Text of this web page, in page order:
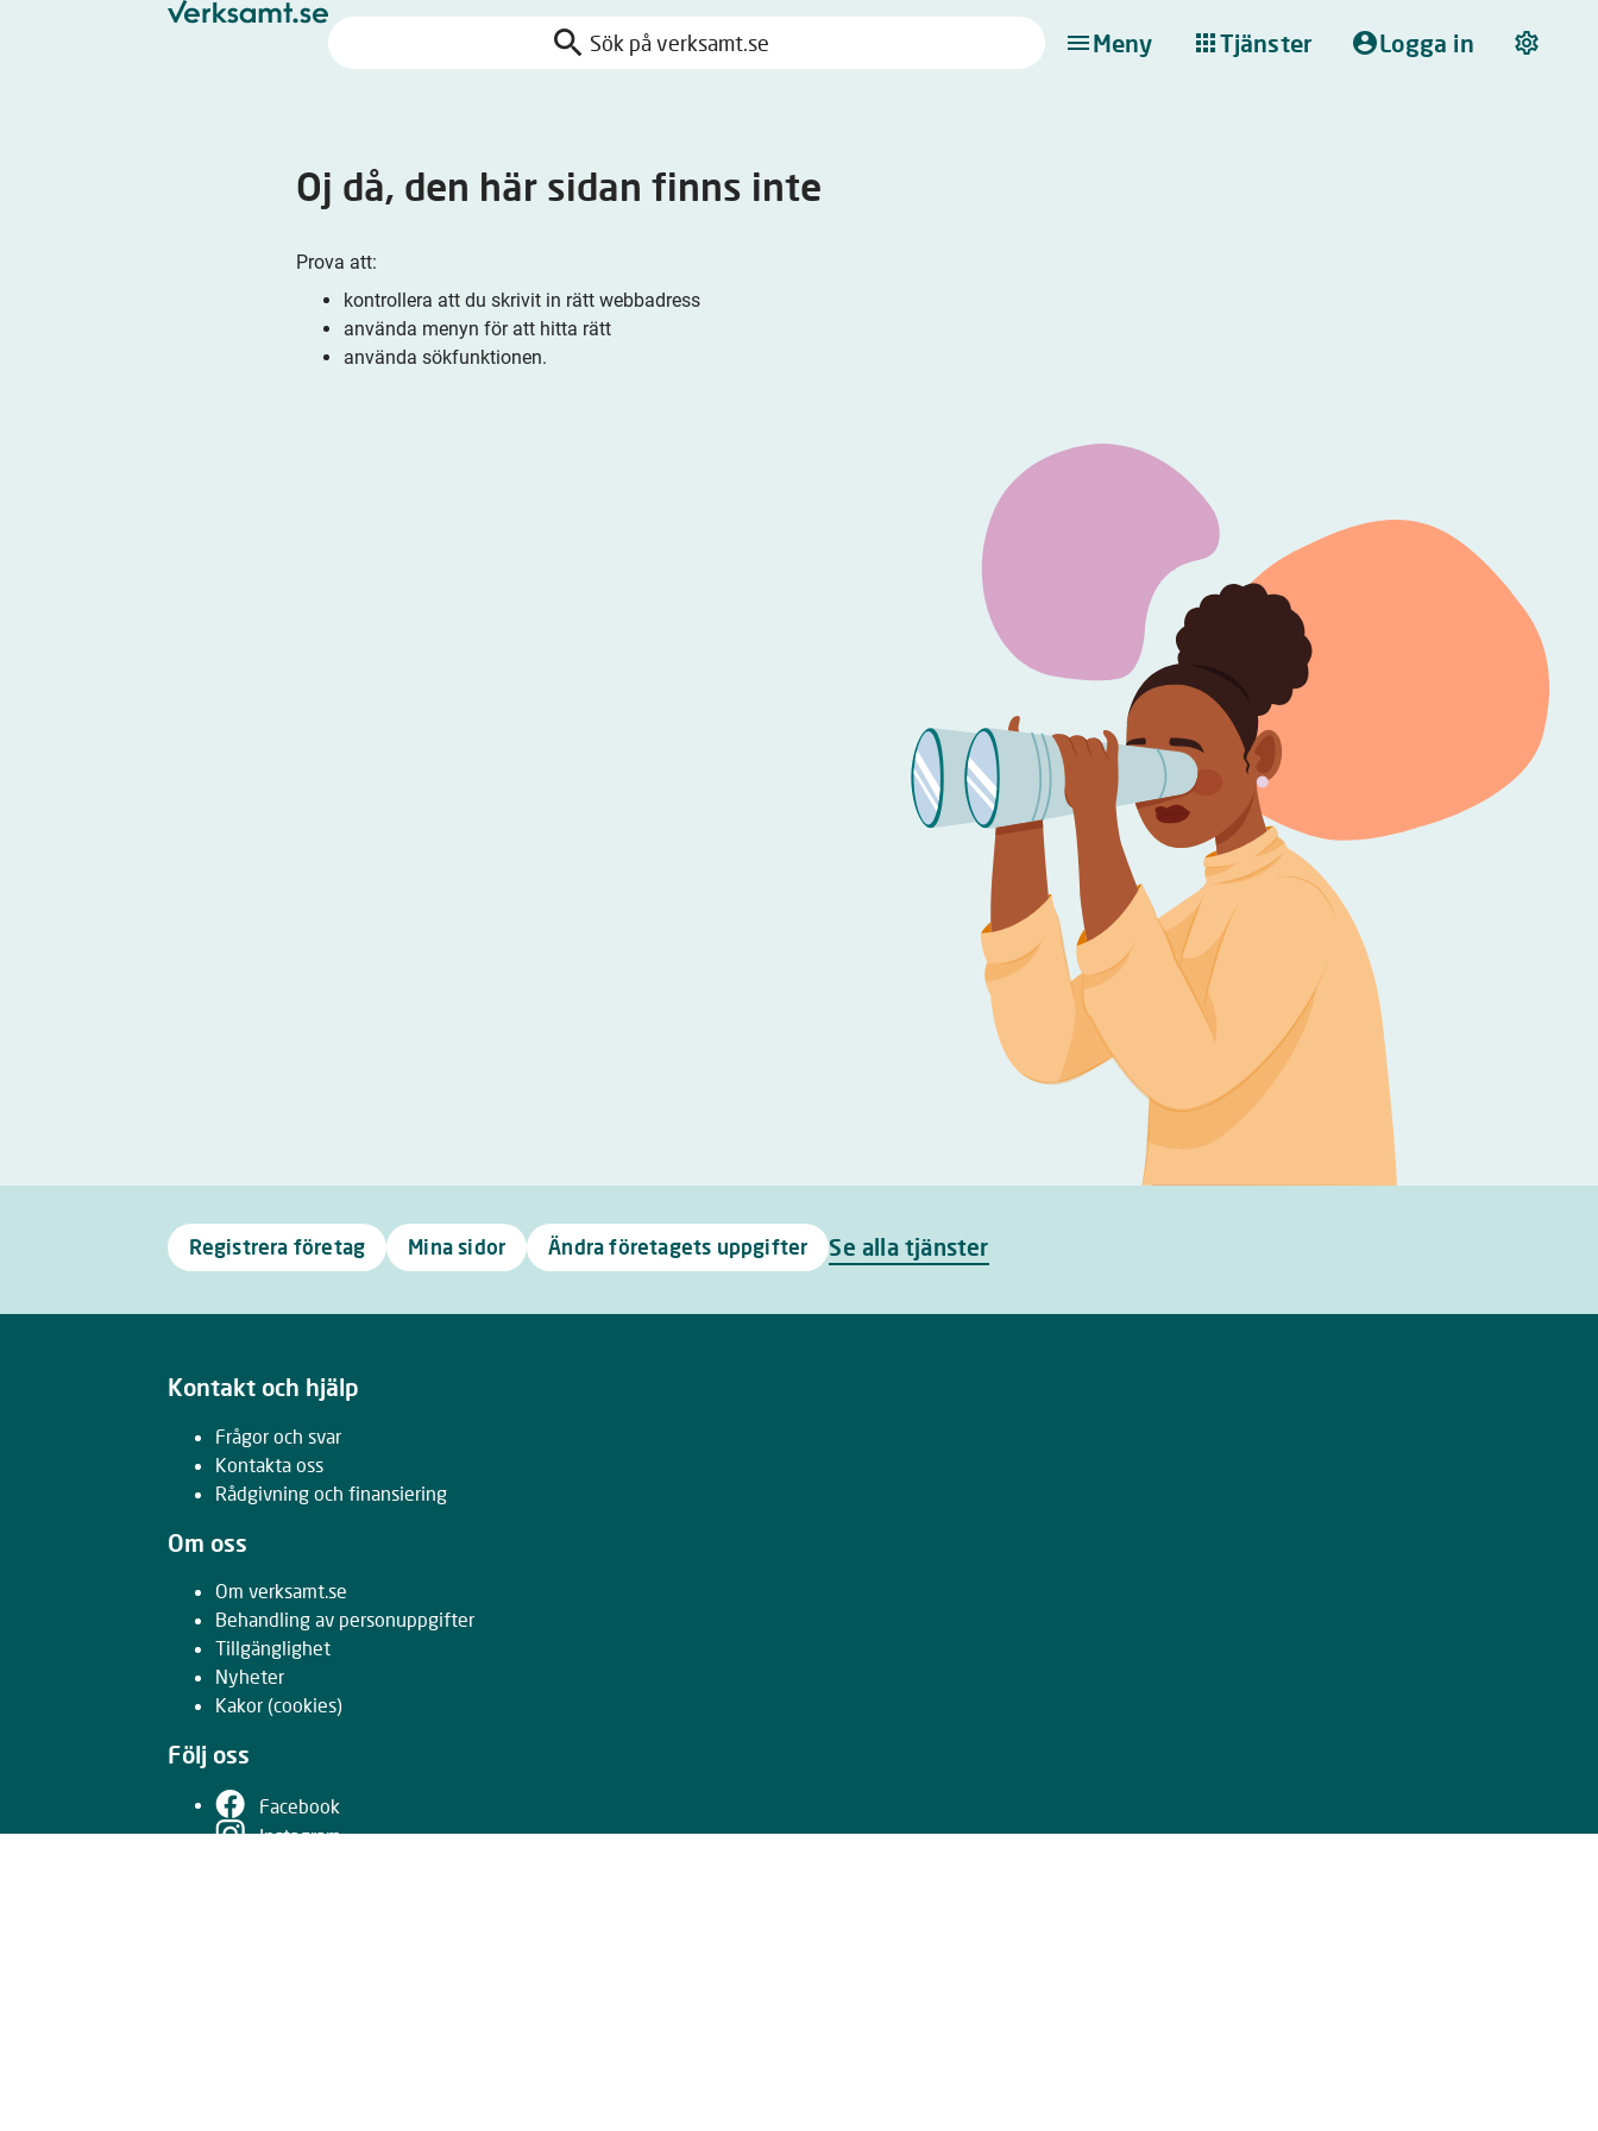
search
Sök
Meny Tjänster Logga in
Oj då, den här sidan finns inte
Prova att:
kontrollera att du skrivit in rätt webbadress
använda menyn för att hitta rätt
använda sökfunktionen.
Registrera företag Mina sidor Ändra företagets uppgifter Se alla tjänster
Kontakt och hjälp
Frågor och svar
Kontakta oss
Rådgivning och finansiering
Om oss
Om verksamt.se
Behandling av personuppgifter
Tillgänglighet
Nyheter
Kakor (cookies)
Följ oss
Facebook
Instagram